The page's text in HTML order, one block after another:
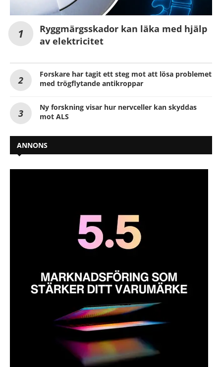
Ryggmärgsskador kan läka med hjälp
av elektricitet
Forskare har tagit ett steg mot att lösa problemet
med trögflytande antikroppar
Ny forskning visar hur nervceller kan skyddas
mot ALS
ANNONS